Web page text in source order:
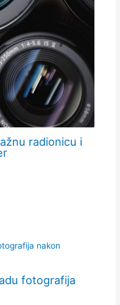
radionicu i
fotografija